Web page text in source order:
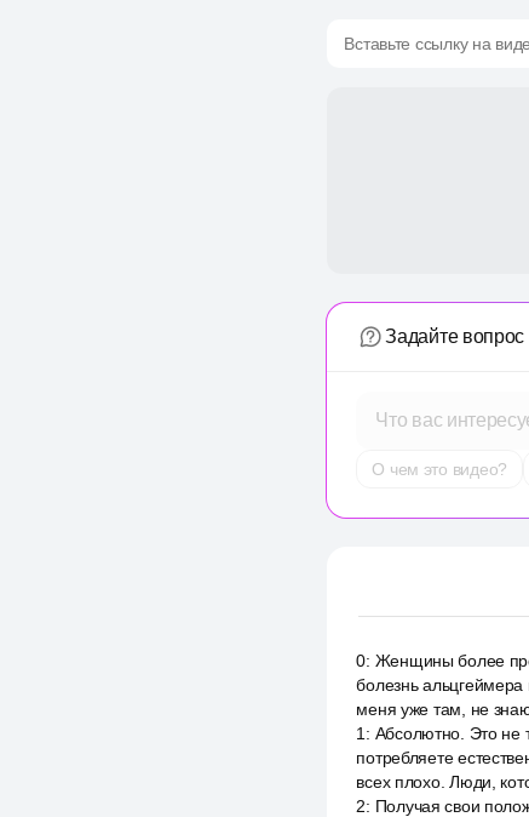
Вставьте ссылку на
Задайте
Что вас
О чем это видео?
0: Женщины более
болезнь
меня уже там, не
1 : Абсолютно. Это не
потребляете
всех плохо. Люди,
2: Получая свои